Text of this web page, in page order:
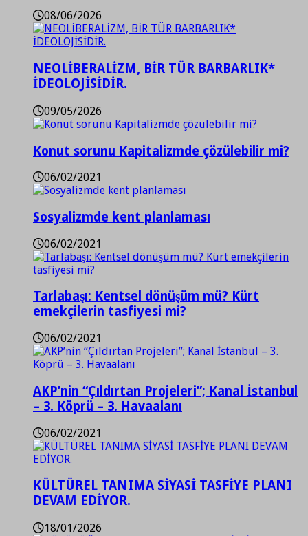
08/06/2026
NEOLİBERALİZM, BİR TÜR BARBARLIK*
İDEOLOJİSİDİR.
09/05/2026
Konut sorunu Kapitalizmde çözülebilir mi?
06/02/2021
Sosyalizmde kent planlaması
06/02/2021
Tarlabaşı: Kentsel dönüşüm mü? Kürt
emekçilerin tasfiyesi mi?
06/02/2021
AKP’nin “Çıldırtan Projeleri”; Kanal İstanbul
– 3. Köprü – 3. Havaalanı
06/02/2021
KÜLTÜREL TANIMA SİYASİ TASFİYE PLANI
DEVAM EDİYOR.
18/01/2026